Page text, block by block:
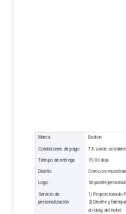
Marca Easton
Condiciones de pago T/t, unión
Tiempo de entrega 15-30 días
Diseño Como se
Logo Se puede
Servicio de
personalización
1) Proporcionado
2) Diseñe y
el lobby del hotel